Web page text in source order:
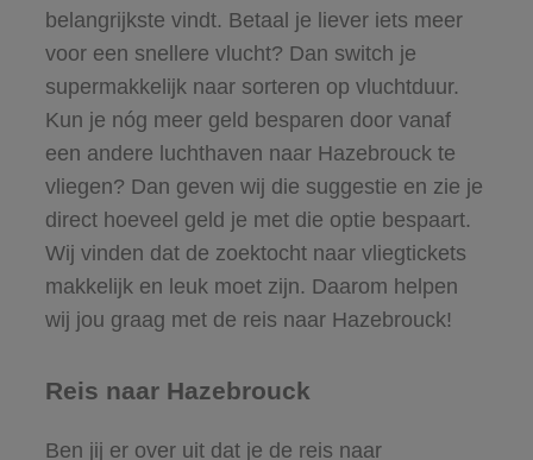
belangrijkste vindt. Betaal je liever iets meer
voor een snellere vlucht? Dan switch je
supermakkelijk naar sorteren op vluchtduur.
Kun je nóg meer geld besparen door vanaf
een andere luchthaven naar Hazebrouck te
vliegen? Dan geven wij die suggestie en zie je
direct hoeveel geld je met die optie bespaart.
Wij vinden dat de zoektocht naar vliegtickets
makkelijk en leuk moet zijn. Daarom helpen
wij jou graag met de reis naar Hazebrouck!
Reis naar Hazebrouck
Ben jij er over uit dat je de reis naar